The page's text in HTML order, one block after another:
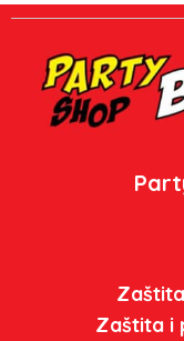
Zaštita i